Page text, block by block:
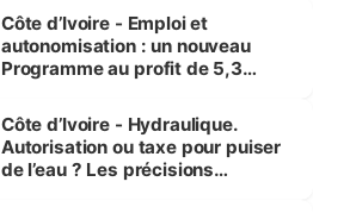
et Yamoussoukro
Côte d’Ivoire - Emploi et
autonomisation : un nouveau
Programme au profit de 5,3
Côte d’Ivoire - Hydraulique.
Autorisation ou taxe pour puiser
de l’eau ? Les précisions